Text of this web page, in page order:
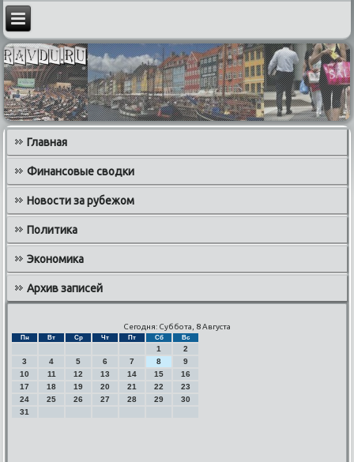
Главная
Финансовые сводки
Новости за рубежом
Политика
Экономика
Архив записей
Сегодня: Суббота, 8 Августа
Пн Вт Ср Чт Пт Сб Вс
1
2
3
4 5 6 7 8
9
10
11 12 13 14 15
16
17
18 19 20 21 22
23
24
25 26 27 28 29
30
31